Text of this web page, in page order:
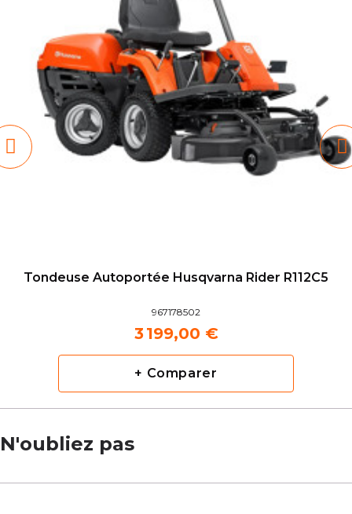
Tondeuse Autoportée Husqvarna Rider R112C5
967178502
3 199,00 €
+ Comparer
N'oubliez pas